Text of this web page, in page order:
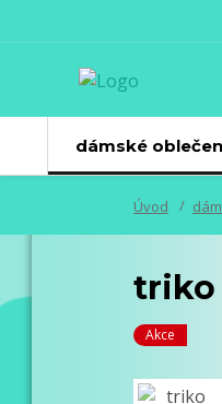
dámské
Úvod
triko
Akce